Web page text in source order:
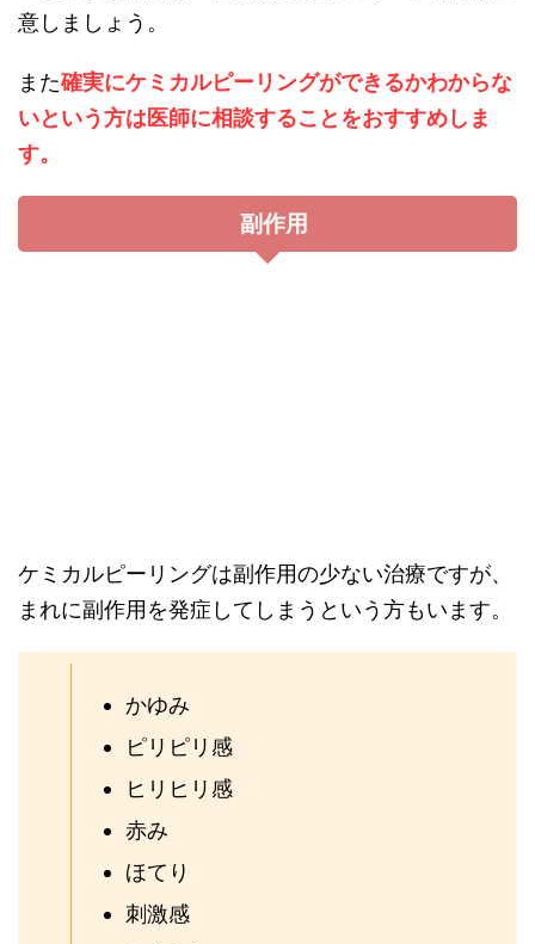
意しましょう。
また確実にケミカルピーリングができるかわからな
いという方は医師に相談することをおすすめしま
す。
副作用
ケミカルピーリングは副作用の少ない治療ですが、
まれに副作用を発症してしまうという方もいます。
かゆみ
ピリピリ感
ヒリヒリ感
赤み
ほてり
刺激感